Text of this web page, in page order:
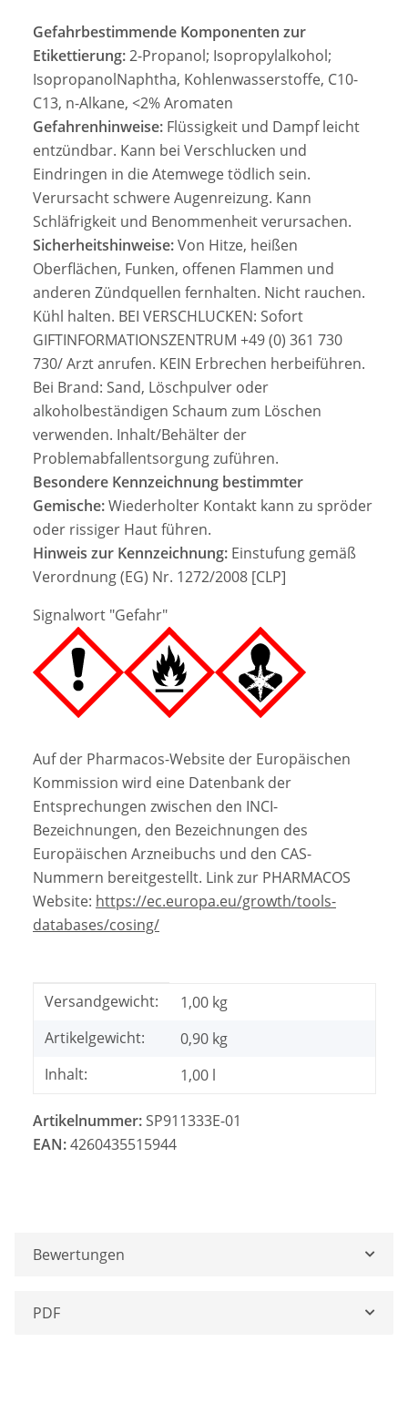
Gefahrbestimmende Komponenten zur
Etikettierung:2-Propanol; Isopropylalkohol;
IsopropanolNaphtha, Kohlenwasserstoffe, C10-
C13, n-Alkane, <2% Aromaten
Gefahrenhinweise: Flüssigkeit und Dampf leicht
entzündbar. Kann bei Verschlucken und
Eindringen in die Atemwege tödlich sein.
Verursacht schwere Augenreizung. Kann
Schläfrigkeit und Benommenheit verursachen.
Sicherheitshinweise:Von Hitze, heißen
Oberflächen, Funken, offenen Flammen und
anderen Zündquellen fernhalten. Nicht rauchen.
Kühl halten. BEI VERSCHLUCKEN: Sofort
GIFTINFORMATIONSZENTRUM +49 (0) 361 730
730/ Arzt anrufen. KEIN Erbrechen herbeiführen.
Bei Brand: Sand, Löschpulver oder
alkoholbeständigen Schaum zum Löschen
verwenden. Inhalt/Behälter der
Problemabfallentsorgung zuführen.
Besondere Kennzeichnung bestimmter
Gemische:Wiederholter Kontakt kann zu spröder
oder rissiger Haut führen.
Hinweis zur Kennzeichnung: Einstufung gemäß
Verordnung (EG) Nr. 1272/2008 [CLP]
Signalwort "Gefahr"
Auf der Pharmacos-Website der Europäischen
Kommission wird eine Datenbank der
Entsprechungen zwischen den INCI-
Bezeichnungen, den Bezeichnungen des
Europäischen Arzneibuchs und den CAS-
Nummern bereitgestellt. Link zur PHARMACOS
Website: https://ec.europa.eu/growth/tools-
databases/cosing/
Produkteigenschaft
Wert
Versandgewicht:
1,00 kg
Artikelgewicht:
0,90 kg
Inhalt:
1,00 l
Artikelnummer: SP911333E-01
EAN:4260435515944
Bewertungen
PDF